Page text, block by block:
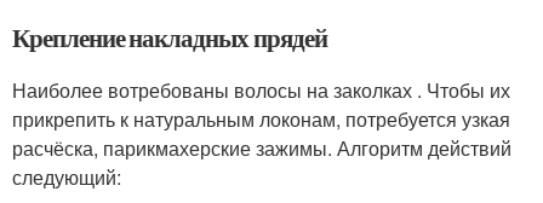
Крепление накладных прядей
Наиболее вотребованы волосы на заколках . Чтобы их
прикрепить к натуральным локонам, потребуется узкая
расчёска, парикмахерские зажимы. Алгоритм действий
следующий: